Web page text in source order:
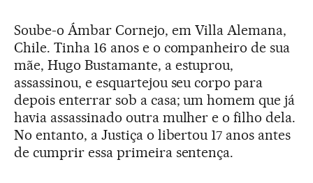
Soube-o Ámbar Cornejo, em Villa Alemana,
Chile. Tinha 16 anos e o companheiro de sua
mãe, Hugo Bustamante, a estuprou,
assassinou, e esquartejou seu corpo para
depois enterrar sob a casa; um homem que já
havia assassinado outra mulher e o filho dela.
No entanto, a Justiça o libertou 17 anos antes
de cumprir essa primeira sentença.